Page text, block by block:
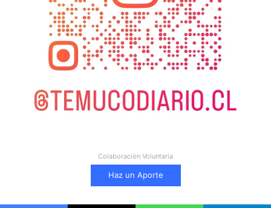
Colaboración Voluntaria
Haz un Aporte